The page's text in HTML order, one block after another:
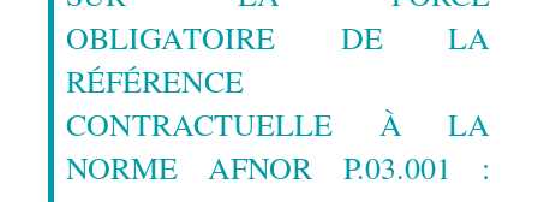
OBLIGATOIRE DE LA
RÉFÉRENCE
CONTRACTUELLE À LA
NORME AFNOR P.03.001 :